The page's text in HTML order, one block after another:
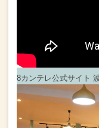
8カンテレ公式サイト